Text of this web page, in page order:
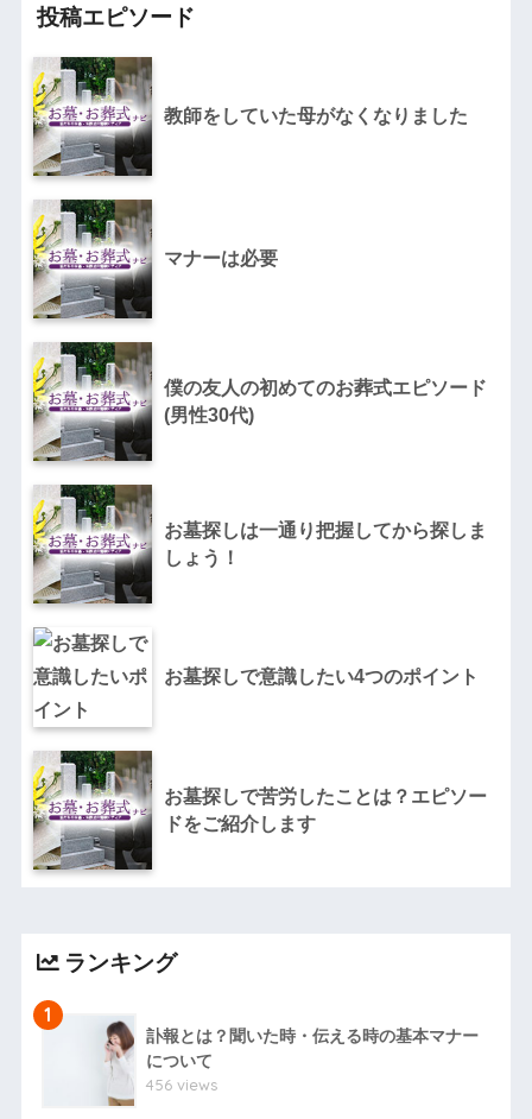
投稿エピソード
教師をしていた母がなくなりました
マナーは必要
僕の友人の初めてのお葬式エピソード
(男性30代)
お墓探しは一通り把握してから探しま
しょう！
お墓探しで意識したい4つのポイント
お墓探しで苦労したことは？エピソー
ドをご紹介します
ランキング
1
訃報とは？聞いた時・伝える時の基本マナー
について
456 views